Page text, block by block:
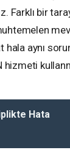
Farklı bir
hala aynı
hizmeti
Hata